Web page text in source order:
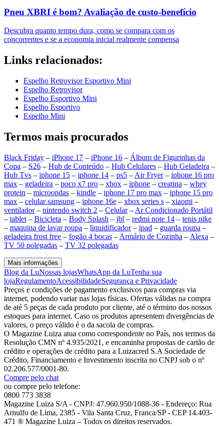
Pneu XBRI é bom? Avaliação de custo-benefício
Descubra quanto tempo dura, como se compara com os
concorrentes e se a economia inicial realmente compensa
Links relacionados:
Espelho Retrovisor Esportivo Mini
Espelho Retrovisor
Espelho Esportivo Mini
Espelho Esportivo
Espelho Mini
Termos mais procurados
Black Friday – iPhone 17 – iPhone 16 – Álbum de Figurinhas da
Copa – S26 – Hub de Conteúdo – Hub Celulares – Hub Geladeira –
Hub Tvs – iphone 15 – iphone 14 – ps5 – Air Fryer– iphone 16 pro
max – geladeira – poco x7 pro – xbox – iphone – creatina – whey
protein – microondas – kindle – iphone 17 pro max – iphone 15 pro
max – celular samsung – iphone 16e – xbox series s – xiaomi –
ventilador– nintendo switch 2 – Celular– Ar Condicionado Portátil
– tablet – Bicicleta – Body Splash – jbl – redmi note 14 – tenis nike
– maquina de lavar roupa – liquidificador– ipad – guarda roupa –
geladeira frost free – fogão 4 bocas – Armário de Cozinha – Alexa –
TV 50 polegadas – TV 32 polegadas
Mais informações
Blog da LuNossas lojasWhatsApp da LuTenha sua
lojaRegulamentoAcessibilidadeSegurança e Privacidade
Preços e condições de pagamento exclusivos para compras via
internet, podendo variar nas lojas físicas. Ofertas válidas na compra
de até 5 peças de cada produto por cliente, até o término dos nossos
estoques para internet. Caso os produtos apresentem divergências de
valores, o preço válido é o da sacola de compras.
O Magazine Luiza atua como correspondente no País, nos termos da
Resolução CMN nº 4.935/2021, e encaminha propostas de cartão de
crédito e operações de crédito para a Luizacred S.A Sociedade de
Crédito, Financiamento e Investimento inscrita no CNPJ sob o nº
02.206.577/0001-80.
Compre pelo chat
ou compre pelo telefone:
0800 773 3838
Magazine Luiza S/A - CNPJ: 47.960.950/1088-36 - Endereço: Rua
Arnulfo de Lima, 2385 - Vila Santa Cruz, Franca/SP - CEP 14.403-
471 ® Magazine Luiza – Todos os direitos reservados.